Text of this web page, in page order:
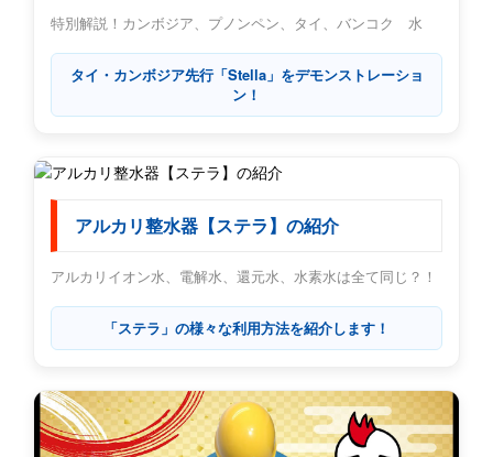
特別解説！カンボジア、プノンペン、タイ、バンコク 水
タイ・カンボジア先行「Stella」をデモンストレーショ
ン！
アルカリ整水器【ステラ】の紹介
アルカリイオン水、電解水、還元水、水素水は全て同じ？！
「ステラ」の様々な利用方法を紹介します！